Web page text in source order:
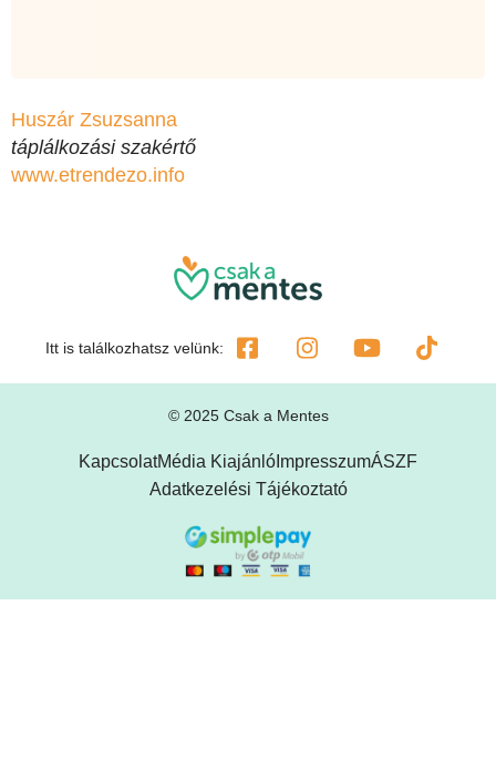
Huszár Zsuzsanna
táplálkozási szakértő
www.etrendezo.info
Itt is találkozhatsz velünk:
© 2025 Csak a Mentes
KapcsolatMédia Kiajánló ImpresszumÁSZF
Adatkezelési Tájékoztató